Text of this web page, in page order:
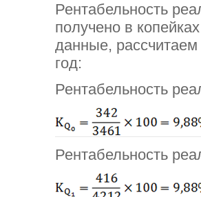
Рентабельность
получено в
данные,
год:
Рентабельность
Рентабельность